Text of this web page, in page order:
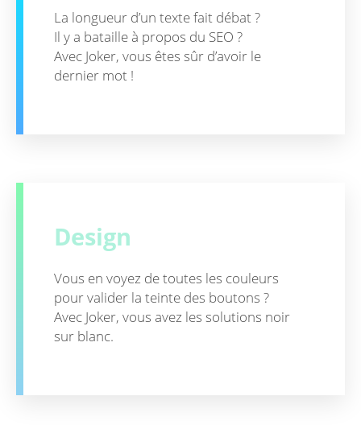
La longueur d’un texte fait débat ?
Il y a bataille à propos du SEO ?
Avec Joker, vous êtes sûr d’avoir le
dernier mot !
Design
Vous en voyez de toutes les couleurs
pour valider la teinte des boutons ?
Avec Joker, vous avez les solutions noir
sur blanc.